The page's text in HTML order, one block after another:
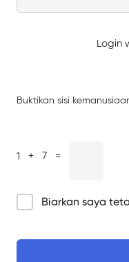
Login
Buktikan sisi
1 + 7 =
Biarkan saya